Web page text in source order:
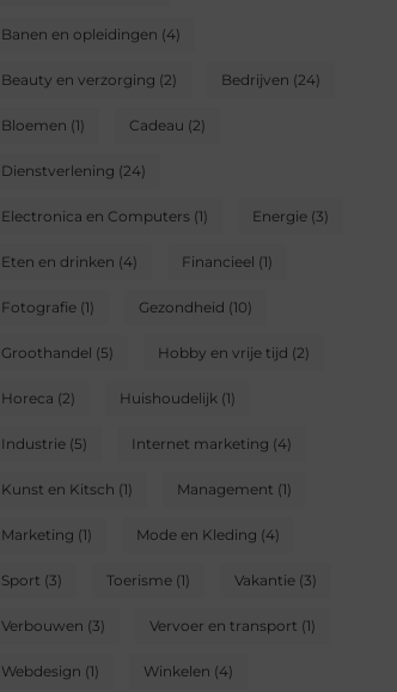
Banen en opleidingen (4)
Beauty en verzorging (2) Bedrijven (24)
Bloemen (1) Cadeau (2)
Dienstverlening (24)
Electronica en Computers (1) Energie (3)
Eten en drinken (4) Financieel (1)
Fotografie (1) Gezondheid (10)
Groothandel (5) Hobby en vrije tijd (2)
Horeca (2) Huishoudelijk (1)
Industrie (5) Internet marketing (4)
Kunst en Kitsch (1) Management (1)
Marketing (1) Mode en Kleding (4)
Sport (3) Toerisme (1) Vakantie (3)
Verbouwen (3) Vervoer en transport (1)
Webdesign (1) Winkelen (4)